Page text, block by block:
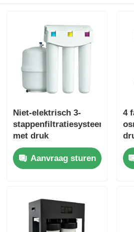
Niet-elektrisch 3-
stappenfiltratiesysteem
met druk
aangedreven
waterfilter met
drukvat
Aanvraag sturen
4